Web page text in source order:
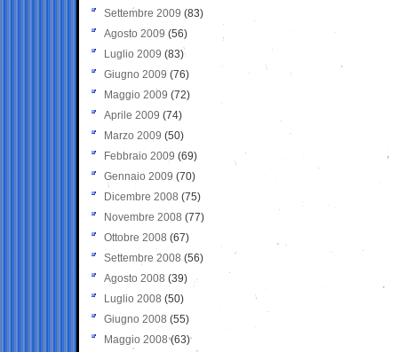
Settembre 2009 (83)
Agosto 2009 (56)
Luglio 2009 (83)
Giugno 2009 (76)
Maggio 2009 (72)
Aprile 2009 (74)
Marzo 2009 (50)
Febbraio 2009 (69)
Gennaio 2009 (70)
Dicembre 2008 (75)
Novembre 2008 (77)
Ottobre 2008 (67)
Settembre 2008 (56)
Agosto 2008 (39)
Luglio 2008 (50)
Giugno 2008 (55)
Maggio 2008(63)